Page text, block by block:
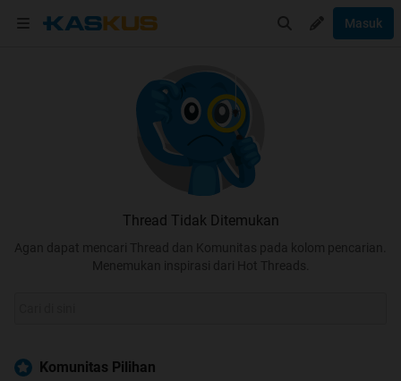
Masuk
Thread Tidak Ditemukan
Agan dapat mencari Thread dan Komunitas pada kolom pencarian.
Menemukan inspirasi dari Hot Threads.
Komunitas Pilihan